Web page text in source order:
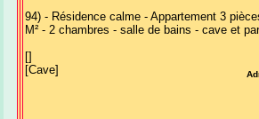
94) - Résidence calme - Appartement 3
M² - 2 chambres - salle de bains - cave et
[]
[Cave]